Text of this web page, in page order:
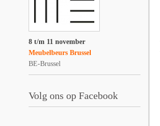
8 t/m 11 november
Meubelbeurs Brussel
BE-Brussel
Volg ons op Facebook